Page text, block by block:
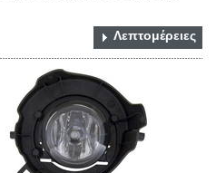
Λεπτομέρειες